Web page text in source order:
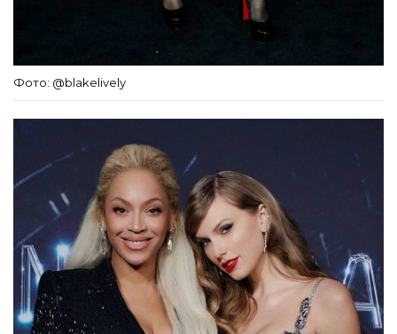
Фото: @blakelively